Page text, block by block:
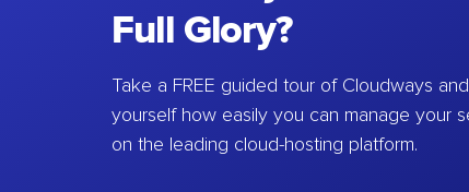
Full Glory?
Take a FREE guided tour of Cloudways
yourself how easily you can manage your
on the leading cloud-hosting platform.